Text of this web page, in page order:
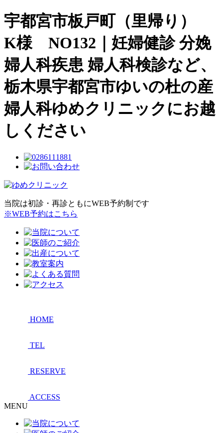
宇都宮市板戸町（里帰り）
K様 NO132｜妊婦健診 分娩
婦人科疾患 婦人科検診など、
栃木県宇都宮市ゆいの杜の産
婦人科ゆめクリニックにお越
しください
当院は初診・再診ともにWEB予約制です
※WEB予約はこちら
HOME
TEL
RESERVE
ACCESS
MENU